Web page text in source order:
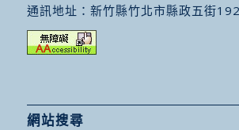
通訊地址： 新竹縣竹北市縣政五街
網站搜尋